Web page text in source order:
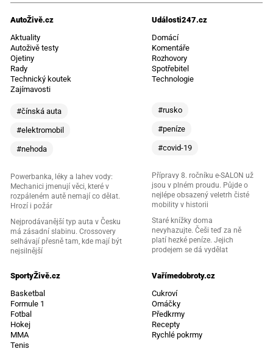
AutoŽivě.cz
Aktuality
Autoživě testy
Ojetiny
Rady
Technický koutek
Zajímavosti
#čínská auta
#elektromobil
#nehoda
Powerbanka, léky a lahev vody:
Mechanici jmenují věci, které v
rozpáleném autě nemají co dělat.
Hrozí i požár
Nejprodávanější typ auta v Česku
má zásadní slabinu. Crossovery
selhávají přesně tam, kde mají být
nejsilnější
Události247.cz
Domácí
Komentáře
Rozhovory
Spotřebitel
Technologie
#rusko
#peníze
#covid-19
Přípravy 8. ročníku e-SALON už
jsou v plném proudu. Půjde o
nejlépe obsazený veletrh čisté
mobility v historii
Staré knížky doma
nevyhazujte. Češi teď za ně
platí hezké peníze. Jejich
prodejem se dá vydělat
SportyŽivě.cz
Basketbal
Formule 1
Fotbal
Hokej
MMA
Tenis
Vařímedobroty.cz
Cukroví
Omáčky
Předkrmy
Recepty
Rychlé pokrmy